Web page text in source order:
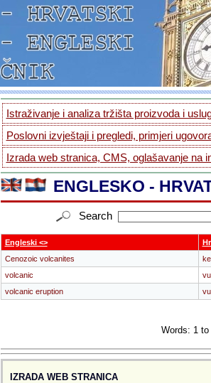
Istraživanje i analiza tržišta proizvoda i
Poslovni izvještaji i pregledi, primjeri
Izrada web stranica, CMS, oglašavanje na
ENGLESKO -
Search
Engleski <>
Cenozoic volcanites
volcanic
volcanic eruption
Words: 1 to
IZRADA WEB STRANICA